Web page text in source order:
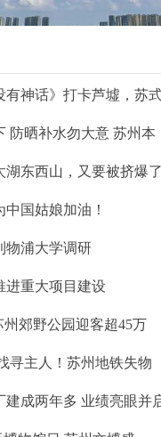
有神话》打卡芦墟，苏
防晒补水勿大意 苏州本
湖东西山，又要被挤爆
国姑娘加油！
物浦大学调研
进重大项目建设
州郊野公园迎客超45万
寻主人！苏州地铁失物
建成两年多 业绩亮眼并